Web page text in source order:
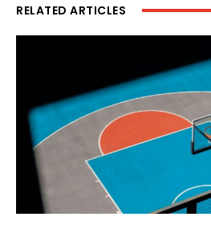
RELATED ARTICLES